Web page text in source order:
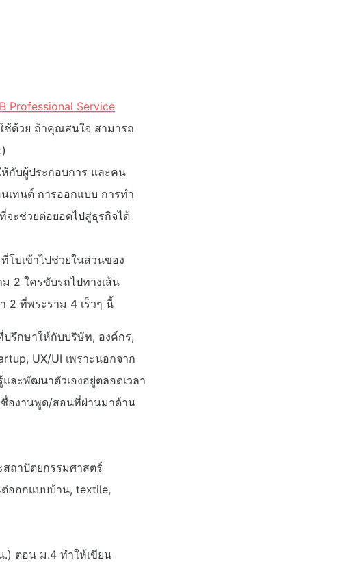
Professional Service
ช้ด้วย ถ้าคุณสนใจ สามารถ
ห้กับผู้ประกอบการ และคน
เทนต์ การออกแบบ การทำ
จะช่วยต่อยอดไปสู่ธุรกิจได้
โบเข้าไปช่วยในส่วนของ
2 ใครขับรถไปทางเส้น
2 ที่พระราม 4 เร็วๆ นี้
รึกษาให้กับบริษัท, องค์กร,
UX/UI เพราะนอกจาก
ละพัฒนาตัวเองอยู่ตลอดเวลา
ชื่องานพูด/สอนที่ผ่านมาด้าน
ถาปัตยกรรมศาสตร์
ออกแบบบ้าน, textile,
.) ตอน ม.4 ทำให้เขียน